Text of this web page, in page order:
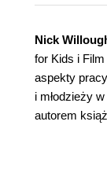
Nick
for Kids i
aspekty
i młodzieży
autorem